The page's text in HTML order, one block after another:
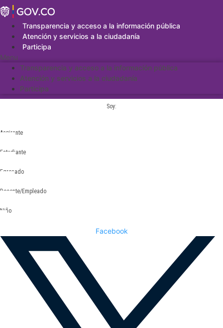
Saltar
al
contenidoTransparencia y acceso a la información pública
Atención y servicios a la ciudadanía
Participa
Menu
Transparencia y acceso a la información pública
Atención y servicios a la ciudadanía
Participa
Soy:
Aspirante
Estudiante
Egresado
Docente/Empleado
Niño
Facebook